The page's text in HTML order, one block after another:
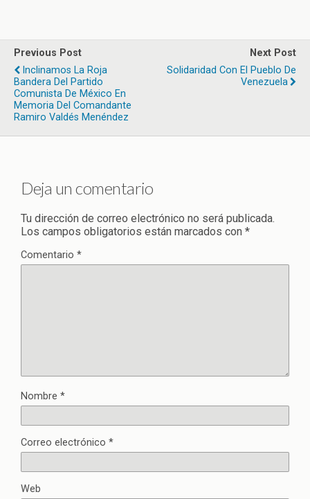
Previous Post
Inclinamos La Roja
Bandera Del Partido
Comunista De México En
Memoria Del Comandante
Ramiro Valdés Menéndez
Next Post
Solidaridad Con El Pueblo De
Venezuela
Deja un comentario
Tu dirección de correo electrónico no será publicada.
Los campos obligatorios están marcados con *
Comentario *
Nombre *
Correo electrónico *
Web